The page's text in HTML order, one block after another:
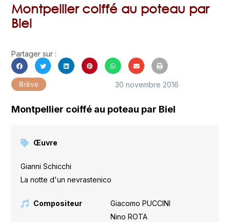
Montpellier coiffé au poteau par
Biel
Partager sur :
Brève 30 novembre 2016
Montpellier coiffé au poteau par Biel
Œuvre
Gianni Schicchi
La notte d'un nevrastenico
Compositeur Giacomo PUCCINI
Nino ROTA